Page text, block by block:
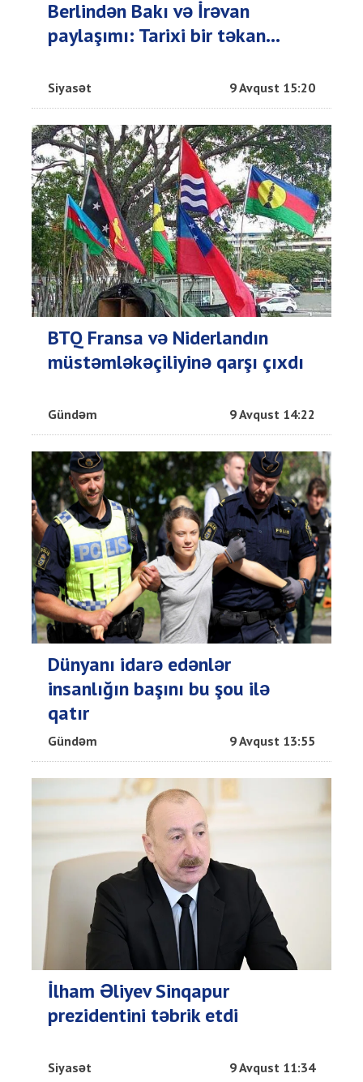
Berlindən Bakı və İrəvan
paylaşımı: Tarixi bir təkan...
Siyasət 9 Avqust 15:20
BTQ Fransa və Niderlandın
müstəmləkəçiliyinə qarşı çıxdı
Gündəm 9 Avqust 14:22
Dünyanı idarə edənlər
insanlığın başını bu şou ilə
qatır
Gündəm 9 Avqust 13:55
İlham Əliyev Sinqapur
prezidentini təbrik etdi
Siyasət 9 Avqust 11:34